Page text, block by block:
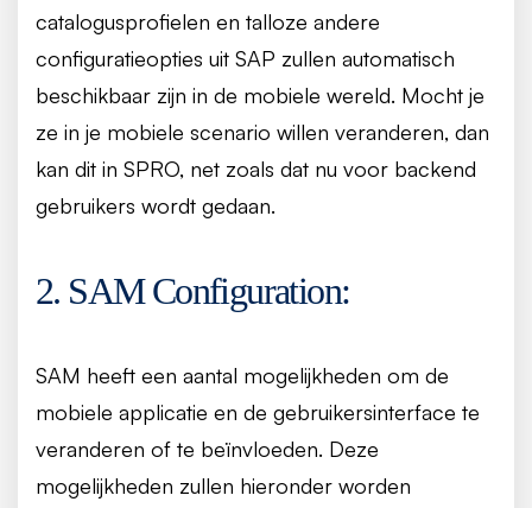
catalogusprofielen en talloze andere
configuratieopties uit SAP zullen automatisch
beschikbaar zijn in de mobiele wereld. Mocht je
ze in je mobiele scenario willen veranderen, dan
kan dit in SPRO, net zoals dat nu voor backend
gebruikers wordt gedaan.
2. SAM Configuration:
SAM heeft een aantal mogelijkheden om de
mobiele applicatie en de gebruikersinterface te
veranderen of te beïnvloeden. Deze
mogelijkheden zullen hieronder worden